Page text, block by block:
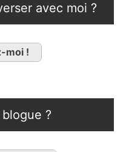
avec moi ?
moi !
?